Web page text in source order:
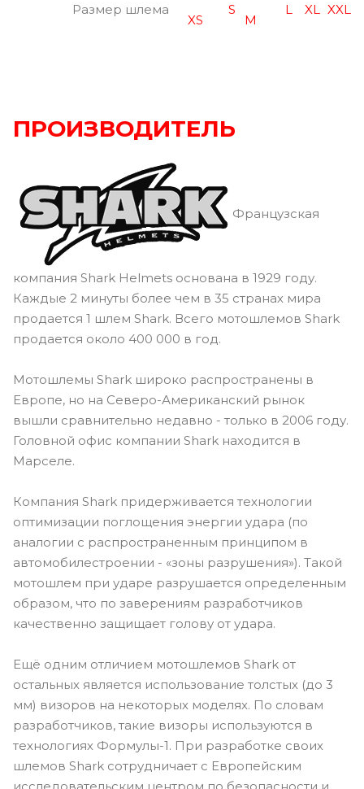
Размер шлема
XS
S
M
L XL XXL
ПРОИЗВОДИТЕЛЬ
Французская
компания Shark Helmets основана в 1929 году.
Каждые 2 минуты более чем в 35 странах мира
продается 1 шлем Shark. Всего мотошлемов Shark
продается около 400 000 в год.
Мотошлемы Shark широко распространены в
Европе, но на Северо-Американский рынок
вышли сравнительно недавно - только в 2006 году.
Головной офис компании Shark находится в
Марселе.
Компания Shark придерживается технологии
оптимизации поглощения энергии удара (по
аналогии с распространенным принципом в
автомобилестроении - «зоны разрушения»). Такой
мотошлем при ударе разрушается определенным
образом, что по заверениям разработчиков
качественно защищает голову от удара.
Ещё одним отличием мотошлемов Shark от
остальных является использование толстых (до 3
мм) визоров на некоторых моделях. По словам
разработчиков, такие визоры используются в
технологиях Формулы-1. При разработке своих
шлемов Shark сотрудничает с Европейским